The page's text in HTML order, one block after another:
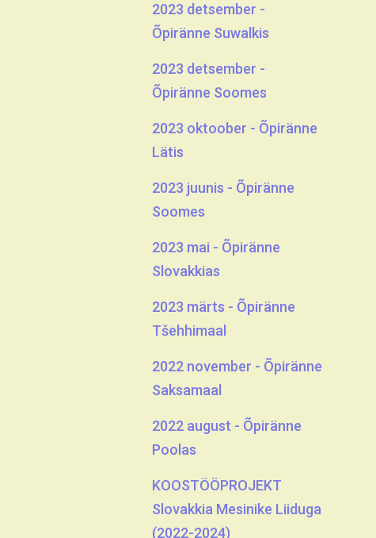
2023 detsember -
Õpiränne Suwalkis
2023 detsember -
Õpiränne Soomes
2023 oktoober - Õpiränne
Lätis
2023 juunis - Õpiränne
Soomes
2023 mai - Õpiränne
Slovakkias
2023 märts - Õpiränne
Tšehhimaal
2022 november - Õpiränne
Saksamaal
2022 august - Õpiränne
Poolas
KOOSTÖÖPROJEKT
Slovakkia Mesinike Liiduga
(2022-2024)